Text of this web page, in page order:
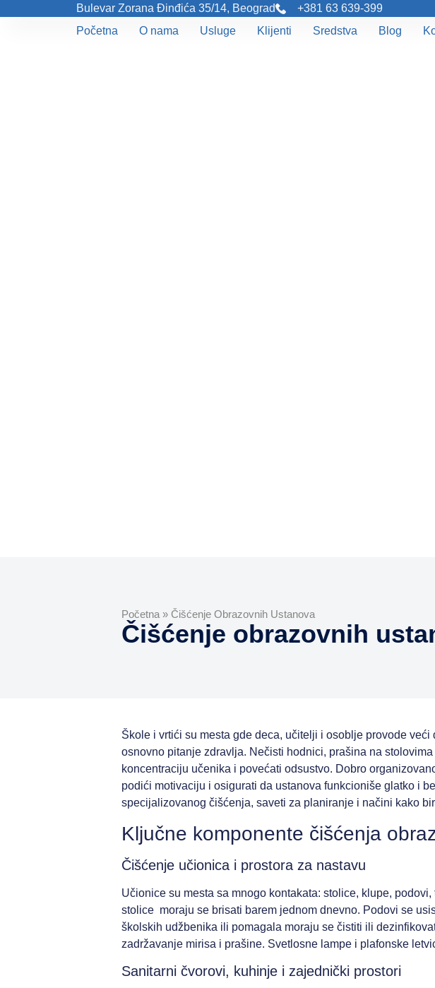
Bulevar Zorana Đinđića 35/14, Beograd
+381 63 639-399
Početna
O nama Usluge Klijenti Sredstva Blog
Početna » Čišćenje Obrazovnih Ustanova
Čišćenje obrazovnih
Škole i vrtići su mesta gde deca, učitelji i osoblje provode
osnovno pitanje zdravlja. Nečisti hodnici, prašina na
koncentraciju učenika i povećati odsustvo. Dobro
podići motivaciju i osigurati da ustanova funkcioniše glatko i
specijalizovanog čišćenja, saveti za planiranje i načini kako
Ključne komponente čišćenja
Čišćenje učionica i prostora za nastavu
Učionice su mesta sa mnogo kontakata: stolice, klupe,
stolice moraju se brisati barem jednom dnevno. Podovi se
školskih udžbenika ili pomagala moraju se čistiti ili
zadržavanje mirisa i prašine. Svetlosne lampe i plafonske
Sanitarni čvorovi, kuhinje i zajednički prostori